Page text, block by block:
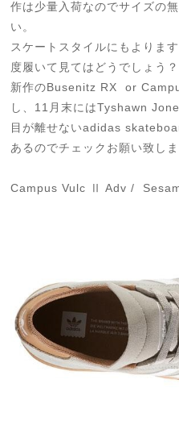
作は少量入荷なのでサイズの
い。
スケートスタイルにもよりま
度履いて見てはどうでしょう？
新作のBusenitz RX or
し、11月末にはTyshawn
目が離せないadidas
あるのでチェックお願い致しま
Campus Vulc Ⅱ Adv /